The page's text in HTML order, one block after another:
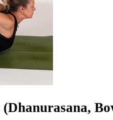
(Dhanurasana,